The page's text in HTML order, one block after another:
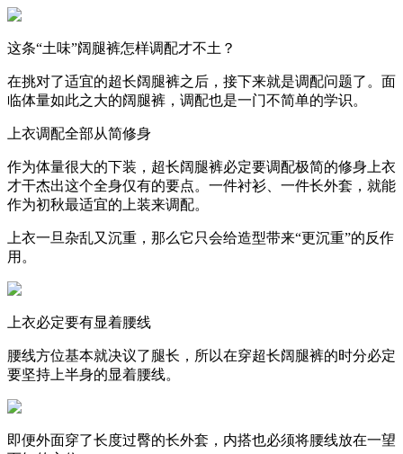
这条“土味”阔腿裤怎样调配才不土？
在挑对了适宜的超长阔腿裤之后，接下来就是调配问题了。面
临体量如此之大的阔腿裤，调配也是一门不简单的学识。
上衣调配全部从简修身
作为体量很大的下装，超长阔腿裤必定要调配极简的修身上衣
才干杰出这个全身仅有的要点。一件衬衫、一件长外套，就能
作为初秋最适宜的上装来调配。
上衣一旦杂乱又沉重，那么它只会给造型带来“更沉重”的反作
用。
上衣必定要有显着腰线
腰线方位基本就决议了腿长，所以在穿超长阔腿裤的时分必定
要坚持上半身的显着腰线。
即便外面穿了长度过臀的长外套，内搭也必须将腰线放在一望